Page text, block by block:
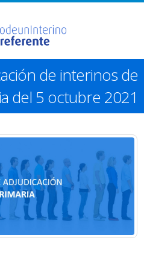
de interinos de
del 5 octubre 2021